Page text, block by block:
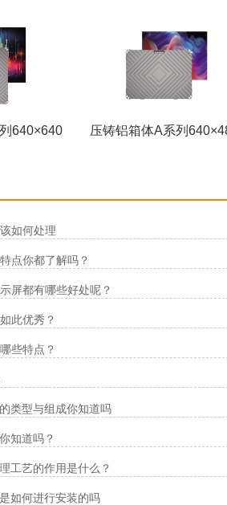
640×640 压铸铝箱体A系列
如何处理
点你都了解吗？
屏都有哪些好处呢？
此优秀？
些特点？
类型与组成你知道吗
知道吗？
工艺的作用是什么？
如何进行安装的吗